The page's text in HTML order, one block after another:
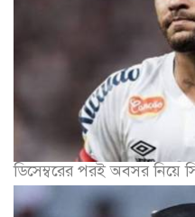
ডিসেম্বরের পরই অবসর নিয়ে